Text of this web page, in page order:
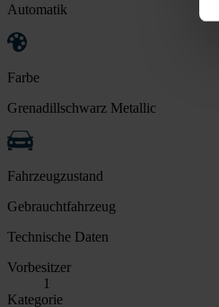
Automatik
Farbe
Grenadillschwarz Metallic
Fahrzeugzustand
Gebrauchtfahrzeug
Technische Daten
Vorbesitzer
1
Kategorie